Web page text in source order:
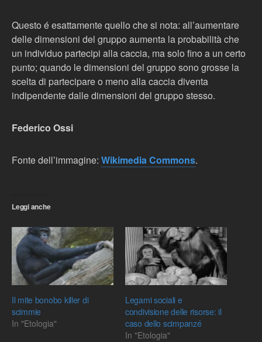
Questo é esattamente quello che si nota: all’aumentare
delle dimensioni del gruppo aumenta la probabilità che
un individuo partecipi alla caccia, ma solo fino a un certo
punto; quando le dimensioni del gruppo sono grosse la
scelta di partecipare o meno alla caccia diventa
indipendente dalle dimensioni del gruppo stesso.
Federico Ossi
Fonte dell’immagine: Wikimedia Commons.
Leggi anche
Il mite bonobo killer di
scimmie
In "Etologia"
Legami sociali e
condivisione delle risorse: il
caso dello scimpanzé
In "Etologia"